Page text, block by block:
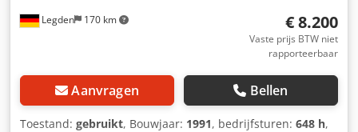
Legden 170 km € 8.200
Vaste prijs BTW niet
rapporteerbaar
Aanvragen Bellen
Toestand: gebruikt, Bouwjaar: 1991, bedrijfsturen: 648 h,